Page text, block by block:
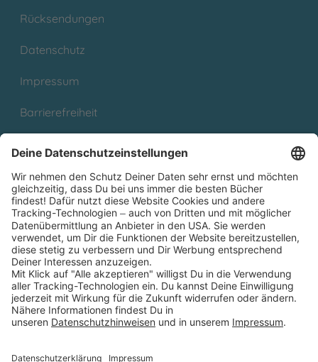
Rücksendungen
Datenschutz
Impressum
Barrierefreiheit
Partnerprogramm (Affiliate)
Folge uns auf
* Versandkostenfrei ab 9,00 € Bestellwert innerhalb
Deutschlands
** Lieferzeit 1-3 Werktage innerhalb Deutschlands